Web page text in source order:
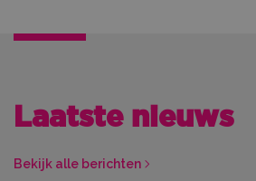
Laatste nieuws
Bekijk alle berichten